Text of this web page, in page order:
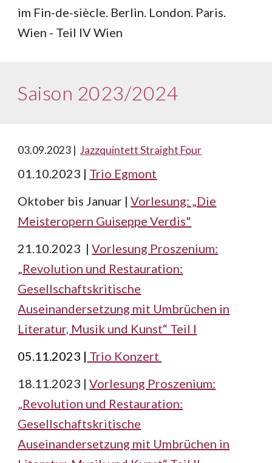
im Fin-de-siècle. Berlin. London. Paris.
Wien - Teil IV Wien
Saison 2023/2024
03.09.2023 |Jazzquintett Straight Four
01.10.2023 | Trio Egmont
Oktober bis Januar |Vorlesung: „Die
Meisteropern Guiseppe Verdis"
21.10.2023 |Vorlesung Proszenium:
„Revolution und Restauration:
Gesellschaftskritische
Auseinandersetzung mit Umbrüchen in
Literatur, Musik und Kunst“ Teil I
05.11.2023 | Trio Konzert
18.11.2023 |Vorlesung Proszenium:
„Revolution und Restauration:
Gesellschaftskritische
Auseinandersetzung mit Umbrüchen in